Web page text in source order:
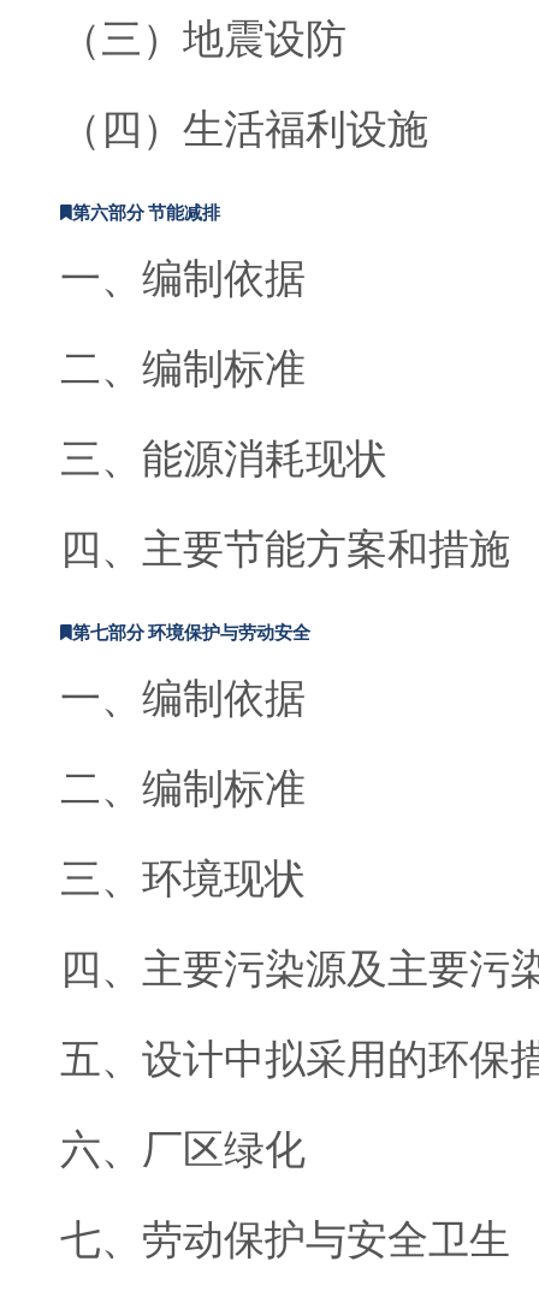
（三）地震设防
（四）生活福利设施
第六部分 节能减排
一、编制依据
二、编制标准
三、能源消耗现状
四、主要节能方案和措施
第七部分 环境保护与劳动安全
一、编制依据
二、编制标准
三、环境现状
四、主要污染源及主要污
五、设计中拟采用的环保
六、厂区绿化
七、劳动保护与安全卫生